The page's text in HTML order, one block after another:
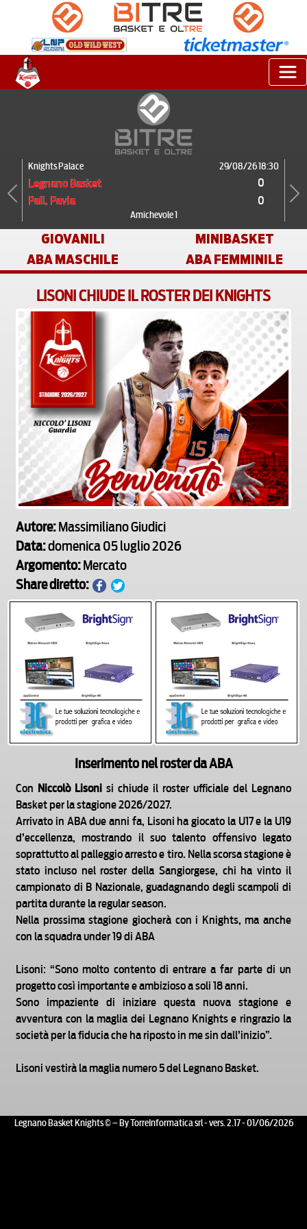
Knights Palace 29/08/26 18:30
Legnano Basket
0
Pall. Pavia
0
Amichevole 1
Previous Next
GIOVANILI
MINIBASKET
ABA MASCHILE
ABA FEMMINILE
LISONI CHIUDE IL ROSTER DEI KNIGHTS
Autore:Massimiliano Giudici
Data:domenica 05 luglio 2026
Argomento:Mercato
Share diretto:
Inserimento nel roster da ABA
Con Niccolò Lisoni si chiude il roster ufficiale del Legnano
Basket per la stagione 2026/2027.
Arrivato in ABA due anni fa, Lisoni ha giocato la U17 e la U19
d’eccellenza, mostrando il suo talento offensivo legato
soprattutto al palleggio arresto e tiro. Nella scorsa stagione è
stato incluso nel roster della Sangiorgese, chi ha vinto il
campionato di B Nazionale, guadagnando degli scampoli di
partita durante la regular season.
Nella prossima stagione giocherà con i Knights, ma anche
con la squadra under 19 di ABA
Lisoni: “Sono molto contento di entrare a far parte di un
progetto così importante e ambizioso a soli 18 anni.
Sono impaziente di iniziare questa nuova stagione e
avventura con la maglia dei Legnano Knights e ringrazio la
società per la fiducia che ha riposto in me sin dall’inizio”.
Lisoni vestirà la maglia numero 5 del Legnano Basket.
Legnano Basket Knights © – By TorreInformatica srl - vers. 2.17 - 01/06/2026